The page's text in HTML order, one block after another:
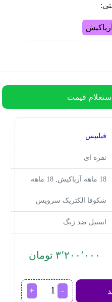
قیمت
فیلیپس
نقره ای
18 ماهه آریاکیش, 18 ماهه
شکوفا الکتریک سرویس
استیل ضد زنگ
۳٬۲۰۰٬۰۰۰ تومان
ماشین
اصلاح